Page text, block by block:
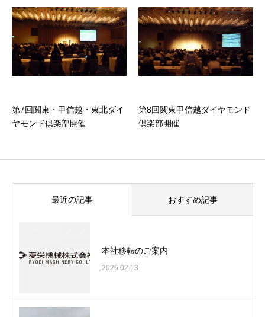
第7回関東・甲信越・東北ダイ
ヤモンド倶楽部開催
第8回関東甲信越ダイヤモンド
倶楽部開催
最近の記事 おすすめ記事
本社移転のご案内
2026.02.13